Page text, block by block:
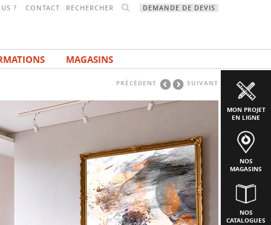
? CONTACT RECHERCHER DEMANDE DE DEVIS
MAGASINS
PRÉCÉDENT SUIVANT
MON PROJET
EN LIGNE
NOS
MAGASINS
NOS
CATALOGUES